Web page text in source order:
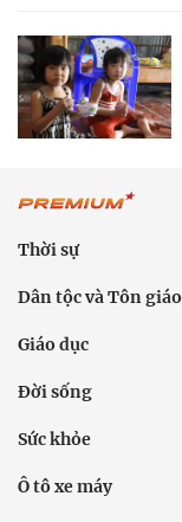
Thời sự
Dân tộc và Tôn giáo
Giáo dục
Đời sống
Sức khỏe
Ô tô xe máy